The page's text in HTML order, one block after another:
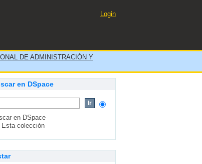
FINANCIEROS
Login
DE ADMINISTRACIÓN Y
en DSpace
en DSpace
Esta colección